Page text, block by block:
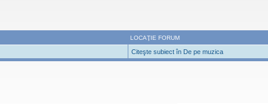
LOCAŢIE FORUM
Citeşte subiect în De pe muzica